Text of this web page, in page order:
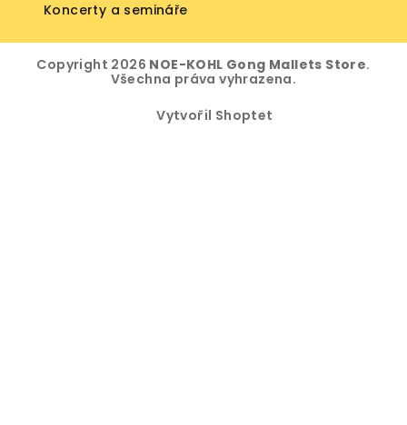
Koncerty a semináře
Copyright 2026 NOE-KOHL Gong Mallets Store.
Všechna práva vyhrazena.
Vytvořil Shoptet